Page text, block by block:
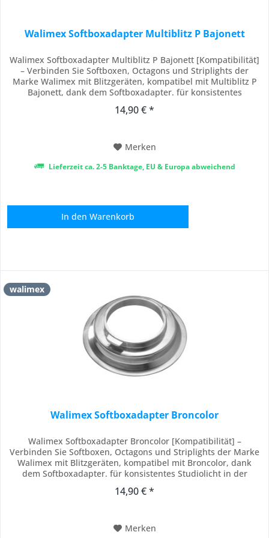
Walimex Softboxadapter Multiblitz P Bajonett
Walimex Softboxadapter Multiblitz P Bajonett [Kompatibilität]
– Verbinden Sie Softboxen, Octagons und Striplights der
Marke Walimex mit Blitzgeräten, kompatibel mit Multiblitz P
Bajonett, dank dem Softboxadapter. für konsistentes
Softbox-Fotografie [Stabile Konstruktion] – Setzen Sie auf
14,90 € *
Merken
Lieferzeit ca. 2-5 Banktage, EU & Europa abweichend
In den Warenkorb
walimex
Walimex Softboxadapter Broncolor
Walimex Softboxadapter Broncolor [Kompatibilität] –
Verbinden Sie Softboxen, Octagons und Striplights der Marke
Walimex mit Blitzgeräten, kompatibel mit Broncolor, dank
dem Softboxadapter. für konsistentes Studiolicht in der
[Stabile Konstruktion] – Setzen Sie auf langlebige
14,90 € *
Merken